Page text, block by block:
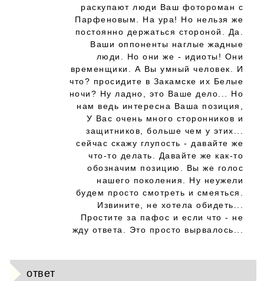
раскупают люди Ваш фотороман с
Парфеновым. На ура! Но нельзя же
постоянно держаться стороной. Да.
Ваши оппоненты наглые жадные
люди. Но они же - идиоты! Они
временщики. А Вы умный человек. И
что? просидите в Закамске их Белые
ночи? Ну ладно, это Ваше дело... Но
нам ведь интересна Ваша позиция,
У Вас очень много сторонников и
защитников, больше чем у этих...
сейчас скажу глупость - давайте же
что-то делать. Давайте же как-то
обозначим позицию. Вы же голос
нашего поколения. Ну неужели
будем просто смотреть и смеяться.
Извините, не хотела обидеть...
Простите за пафос и если что - не
жду ответа. Это просто вырвалось...
ответ